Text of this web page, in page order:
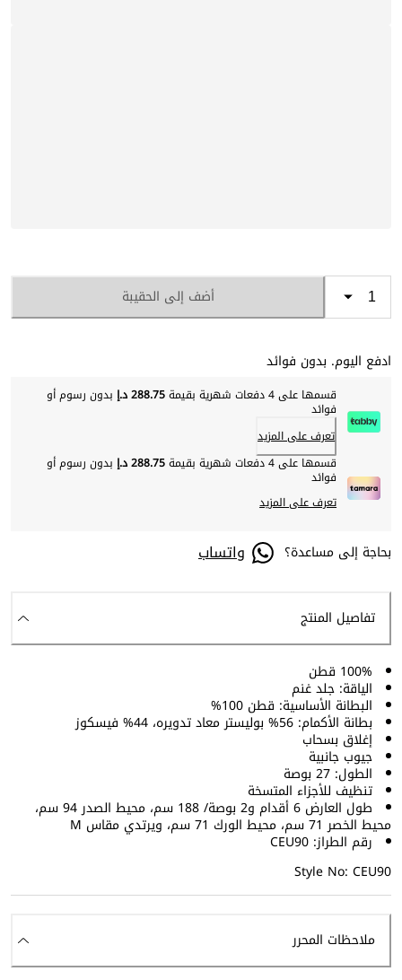
أضف إلى الحقيبة
ادفع اليوم. بدون فوائد
قسمها على 4 دفعات شهرية بقيمة 288.75 د.إ بدون رسوم أو
فوائد
تعرف على المزيد
قسمها على 4 دفعات شهرية بقيمة
288.75 د.إ بدون رسوم أو
فوائد
تعرف على المزيد
بحاجة إلى مساعدة؟ واتساب
تفاصيل المنتج
100% قطن
الياقة: جلد غنم
البطانة الأساسية: قطن 100%
بطانة الأكمام: 56% بوليستر معاد تدويره، 44% فيسكوز
إغلاق بسحاب
جيوب جانبية
الطول: 27 بوصة
تنظيف للأجزاء المتسخة
طول العارض 6 أقدام و2 بوصة/ 188 سم، محيط الصدر 94 سم،
محيط الخصر 71 سم، محيط الورك 71 سم، ويرتدي مقاس M
رقم الطراز: CEU90
Style No: CEU90
ملاحظات المحرر